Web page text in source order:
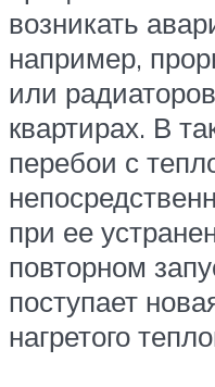
возникать
например,
или
квартирах. В
перебои с
при ее
повторном
поступает
нагретого